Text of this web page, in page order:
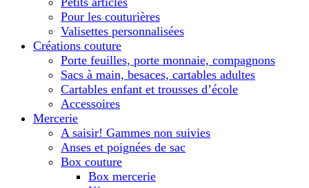
Pour les couturières
Valisettes personnalisées
Créations couture
Porte feuilles, porte monnaie, compagnons
Sacs à main, besaces, cartables adultes
Cartables enfant et trousses d’école
Accessoires
Mercerie
A saisir! Gammes non suivies
Anses et poignées de sac
Box couture
Box mercerie